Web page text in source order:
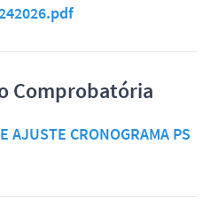
Comprobatória
AJUSTE CRONOGRAMA PS